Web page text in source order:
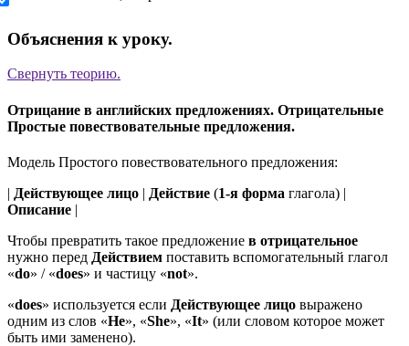
Объяснения к уроку.
Свернуть теорию.
Отрицание в английских предложениях. Отрицательные
Простые повествовательные предложения.
Модель Простого повествовательного предложения:
| Действующее лицо | Действие (1-я форма глагола) |
Описание |
Чтобы превратить такое предложение в отрицательное
нужно перед Действием поставить вспомогательный глагол
«do» / «does» и частицу «not».
«does» используется если Действующее лицо выражено
одним из слов «He», «She», «It» (или словом которое может
быть ими заменено).